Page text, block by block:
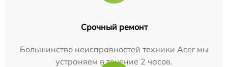
Срочный ремонт
Большинство неисправностей техники Acer мы
устраняем в течение 2 часов.